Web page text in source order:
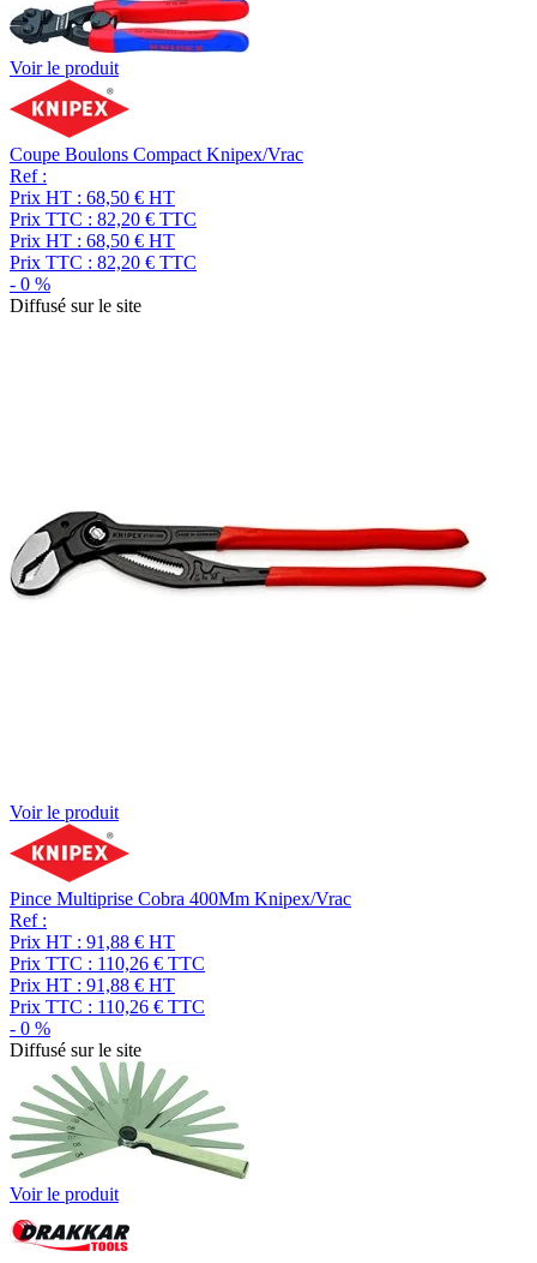
Voir le produit
Coupe Boulons Compact Knipex/Vrac
Ref :
Prix HT : 68,50 € HT
Prix TTC : 82,20 € TTC
Prix HT : 68,50 € HT
Prix TTC : 82,20 € TTC
- 0 %
Diffusé sur le site
Voir le produit
Pince Multiprise Cobra 400Mm Knipex/Vrac
Ref :
Prix HT : 91,88 € HT
Prix TTC : 110,26 € TTC
Prix HT : 91,88 € HT
Prix TTC : 110,26 € TTC
- 0 %
Diffusé sur le site
Voir le produit